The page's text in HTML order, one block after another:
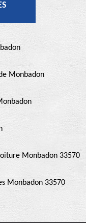
Monbadon
Monbadon 33570
Monbadon 33570